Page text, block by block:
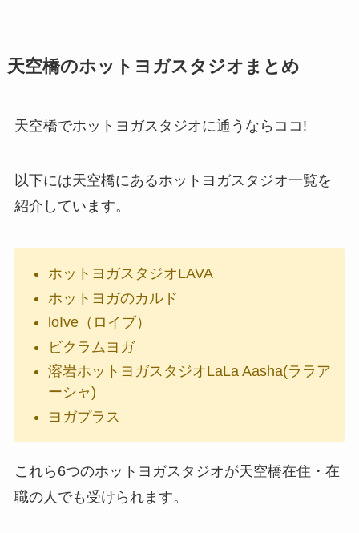
天空橋のホットヨガスタジオまとめ
天空橋でホットヨガスタジオに通うならココ!
以下には天空橋にあるホットヨガスタジオ一覧を
紹介しています。
ホットヨガスタジオLAVA
ホットヨガのカルド
loIve（ロイブ）
ビクラムヨガ
溶岩ホットヨガスタジオLaLa Aasha(ララア
ーシャ)
ヨガプラス
これら6つのホットヨガスタジオが天空橋在住・在
職の人でも受けられます。